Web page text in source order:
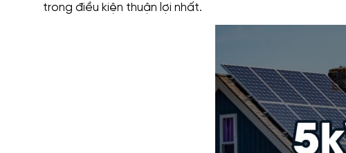
trong điều kiện thuận lợi nhất.